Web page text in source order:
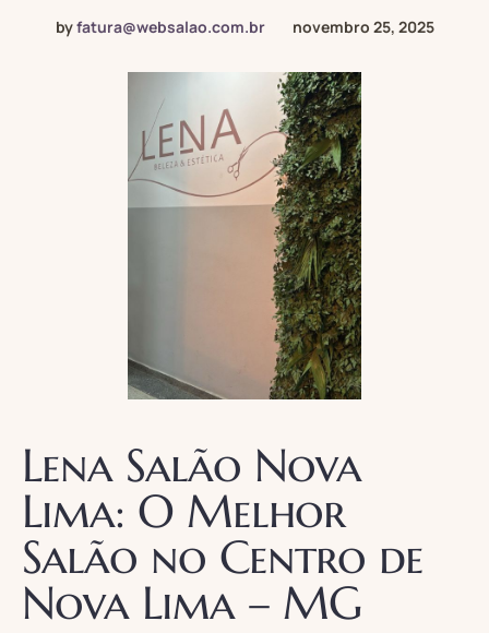
byfatura@websalao.com.br novembro 25, 2025
Lena Salão Nova
Lima: O Melhor
Salão no Centro de
Nova Lima – MG